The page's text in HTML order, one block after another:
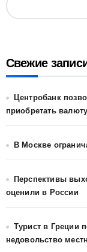
Свежие
Центробанк
приобретать валюту
В Москве
Перспективы
оценили в России
Турист в
недовольство